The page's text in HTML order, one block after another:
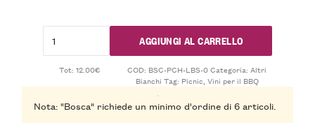
AGGIUNGI AL CARRELLO
Tot: 12.00€ COD: BSC-PCH-LBS-0Categoria:Altri
Bianchi Tag: Picnic, Vini per il BBQ
Nota: "Bosca" richiede un minimo d'ordine di 6 articoli.